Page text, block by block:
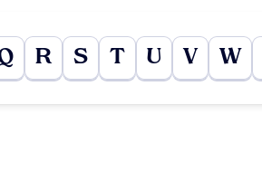
R S T U V W